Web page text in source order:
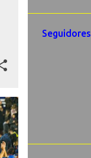
Seguidores